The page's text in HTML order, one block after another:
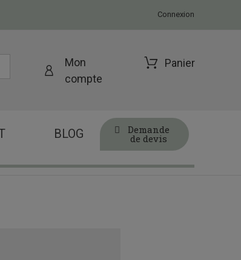
Connexion
Mon
compte
Panier
BLOG Demande
de devis